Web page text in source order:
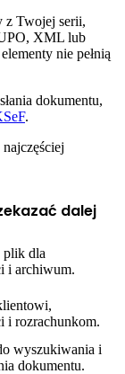
z Twojej serii,
XML lub
nie pełnią
dokumentu,
.
dalej
plik dla
i archiwum.
i rozrachunkom.
wyszukiwania i
dokumentu.